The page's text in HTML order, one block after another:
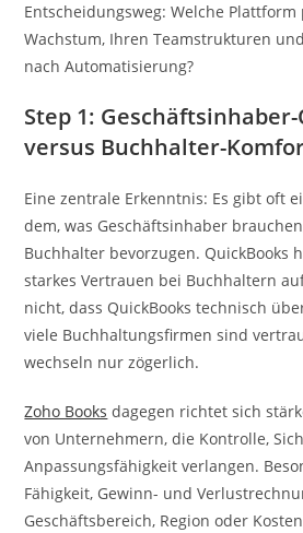
Entscheidungsweg: Welche Plattform
Wachstum, Ihren Teamstrukturen
nach Automatisierung?
Step 1:
versus Buchhalter-
Eine zentrale Erkenntnis: Es gibt oft
dem, was Geschäftsinhaber
Buchhalter bevorzugen. QuickBooks
starkes Vertrauen bei Buchhaltern
nicht, dass QuickBooks technisch
viele Buchhaltungsfirmen sind
wechseln nur zögerlich.
Zoho Books dagegen richtet sich
von Unternehmern, die Kontrolle,
Anpassungsfähigkeit verlangen.
Fähigkeit, Gewinn- und
Geschäftsbereich, Region oder